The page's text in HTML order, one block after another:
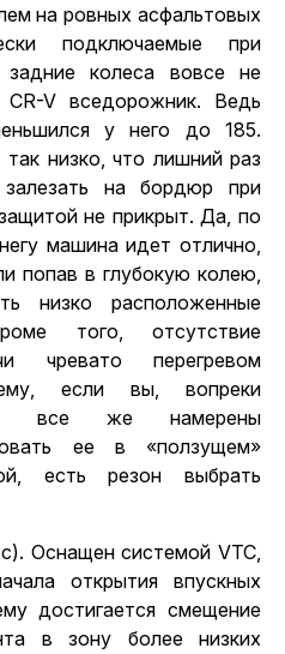
на ровных асфальтовых
подключаемые при
задние колеса вовсе не
V вседорожник. Ведь
у него до 185.
низко, что лишний раз
на бордюр при
не прикрыт. Да, по
машина идет отлично,
попав в глубокую колею,
низко расположенные
того, отсутствие
чревато перегревом
если вы, вопреки
все же намерены
ее в «ползущем»
есть резон выбрать
Оснащен системой VTC,
открытия впускных
достигается смещение
в зону более низких